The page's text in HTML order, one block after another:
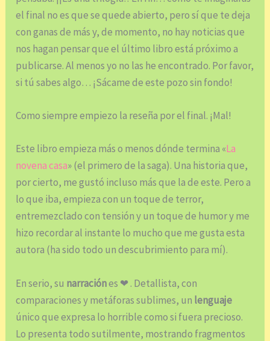
el final no es que se quede abierto, pero sí que te deja
con ganas de más y, de momento, no hay noticias que
nos hagan pensar que el último libro está próximo a
publicarse. Al menos yo no las he encontrado. Por favor,
si tú sabes algo… ¡Sácame de este pozo sin fondo!
Como siempre empiezo la reseña por el final. ¡Mal!
Este libro empieza más o menos dónde termina «La
novena casa» (el primero de la saga). Una historia que,
por cierto, me gustó incluso más que la de este. Pero a
lo que iba, empieza con un toque de terror,
entremezclado con tensión y un toque de humor y me
hizo recordar al instante lo mucho que me gusta esta
autora (ha sido todo un descubrimiento para mí).
En serio, su narraciónes ❤ . Detallista, con
comparaciones y metáforas sublimes, un lenguaje
único que expresa lo horrible como si fuera precioso.
Lo presenta todo sutilmente, mostrando fragmentos